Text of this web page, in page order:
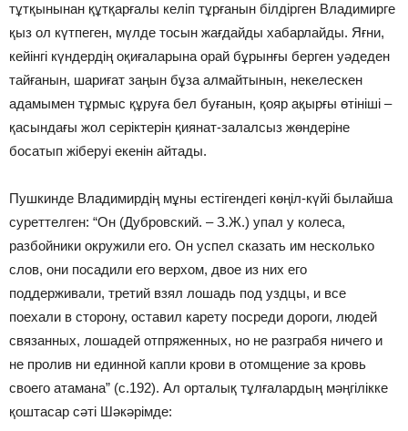
тұтқынынан құтқарғалы келіп тұрғанын білдірген Владимирге
қыз ол күтпеген, мүлде тосын жағдайды хабарлайды. Яғни,
кейінгі күндердің оқиғаларына орай бұрынғы берген уәдеден
тайғанын, шариғат заңын бұза алмайтынын, некелескен
адамымен тұрмыс құруға бел буғанын, қояр ақырғы өтініші –
қасындағы жол серіктерін қиянат-залалсыз жөндеріне
босатып жіберуі екенін айтады.
Пушкинде Владимирдің мұны естігендегі көңіл-күйі былайша
суреттелген: “Он (Дубровский. – З.Ж.) упал у колеса,
разбойники окружили его. Он успел сказать им несколько
слов, они посадили его верхом, двое из них его
поддерживали, третий взял лошадь под уздцы, и все
поехали в сторону, оставил карету посреди дороги, людей
связанных, лошадей отпряженных, но не разграбя ничего и
не пролив ни единной капли крови в отомщение за кровь
своего атамана” (с.192). Ал орталық тұлғалардың мәңгілікке
қоштасар сәті Шәкәрімде: